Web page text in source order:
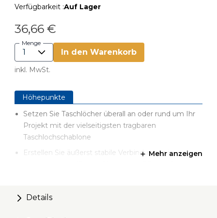
Verfügbarkeit :Auf Lager
36,66 €
Menge
In den Warenkorb
inkl. MwSt.
Höhepunkte
Setzen Sie Taschlöcher überall an oder rund um Ihr
Projekt mit der vielseitigsten tragbaren
Taschlochschablone
Erstellen Sie äußerst stabile Verbindungen inMehr anzeigen
Details